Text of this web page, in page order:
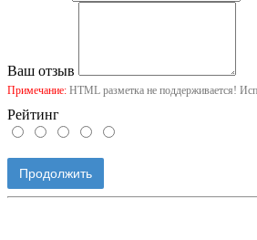
Ваш отзыв
Примечание: HTML разметка не поддерживается!
Рейтинг
Продолжить